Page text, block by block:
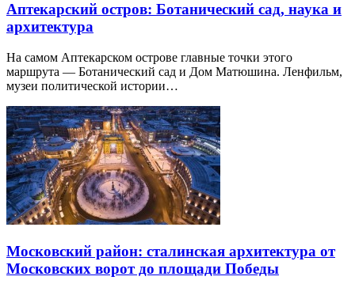
Аптекарский остров: Ботанический сад, наука и
архитектура
На самом Аптекарском острове главные точки этого
маршрута — Ботанический сад и Дом Матюшина. Ленфильм,
музеи политической истории…
Московский район: сталинская архитектура от
Московских ворот до площади Победы